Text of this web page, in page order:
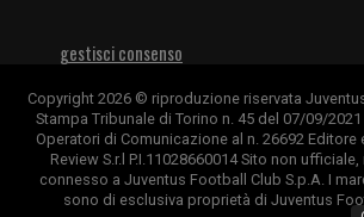
gestisci consenso
Copyright 2026 © riproduzione riservata
Stampa Tribunale di Torino n. 45 del 07/09/
Operatori di Comunicazione al n. 26692
Review S.r.l P.I.11028660014 Sito non
connesso a Juventus Football Club S.p.A. I
sono di esclusiva proprietà di Juventus